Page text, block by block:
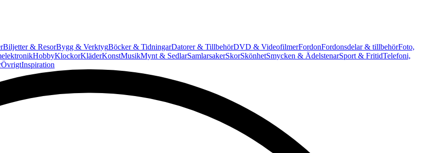
Biljetter & ResorBygg & VerktygBöcker & TidningarDatorer & TillbehörDVD & VideofilmerFordonFordonsdelar & tillbehörFoto,
HobbyKlockorKläderKonstMusikMynt & SedlarSamlarsakerSkorSkönhetSmycken & ÄdelstenarSport & FritidTelefoni,
ÖvrigtInspiration